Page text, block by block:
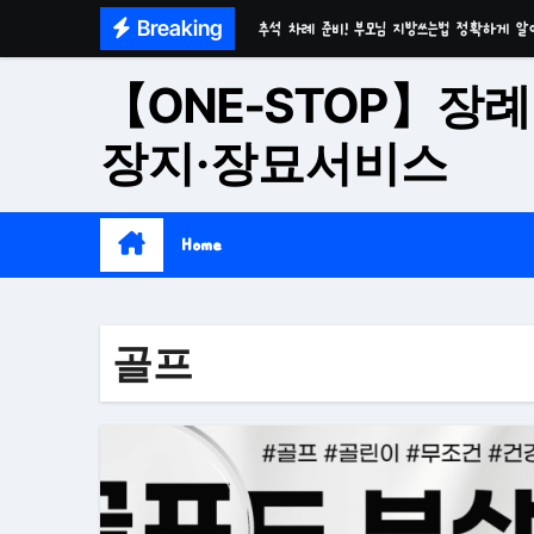
Breaking 추석 차례 준비! 부모님 지방쓰는법 정확하게 알
시간이 흘러도 변함없는 가치 성주 추모공원
치유와 위로의 공간 기독교전용 김천 납골당
【ONE-STOP】장례
장지·장묘서비스
Home
골프